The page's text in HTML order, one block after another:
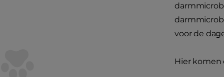
voor de
Hier komen